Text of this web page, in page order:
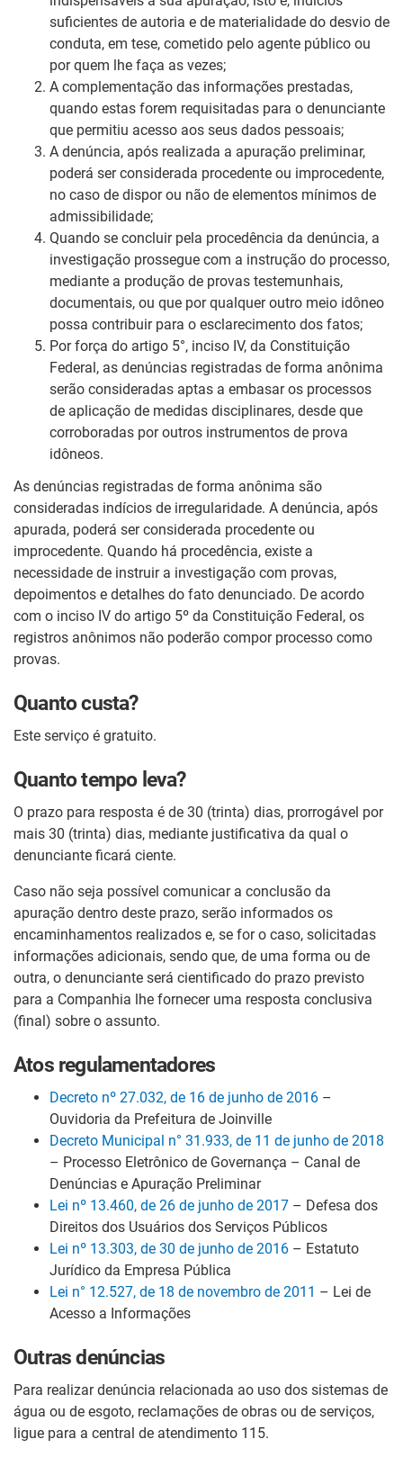
suficientes de autoria e de materialidade do desvio de
conduta, em tese, cometido pelo agente público ou
por quem lhe faça as vezes;
A complementação das informações prestadas,
quando estas forem requisitadas para o denunciante
que permitiu acesso aos seus dados pessoais;
A denúncia, após realizada a apuração preliminar,
poderá ser considerada procedente ou improcedente,
no caso de dispor ou não de elementos mínimos de
admissibilidade;
Quando se concluir pela procedência da denúncia, a
investigação prossegue com a instrução do processo,
mediante a produção de provas testemunhais,
documentais, ou que por qualquer outro meio idôneo
possa contribuir para o esclarecimento dos fatos;
Por força do artigo 5°, inciso IV, da Constituição
Federal, as denúncias registradas de forma anônima
serão consideradas aptas a embasar os processos
de aplicação de medidas disciplinares, desde que
corroboradas por outros instrumentos de prova
idôneos.
As denúncias registradas de forma anônima são
consideradas indícios de irregularidade. A denúncia, após
apurada, poderá ser considerada procedente ou
improcedente. Quando há procedência, existe a
necessidade de instruir a investigação com provas,
depoimentos e detalhes do fato denunciado. De acordo
com o inciso IV do artigo 5º da Constituição Federal, os
registros anônimos não poderão compor processo como
provas.
Quanto custa?
Este serviço é gratuito.
Quanto tempo leva?
O prazo para resposta é de 30 (trinta) dias, prorrogável por
mais 30 (trinta) dias, mediante justificativa da qual o
denunciante ficará ciente.
Caso não seja possível comunicar a conclusão da
apuração dentro deste prazo, serão informados os
encaminhamentos realizados e, se for o caso, solicitadas
informações adicionais, sendo que, de uma forma ou de
outra, o denunciante será cientificado do prazo previsto
para a Companhia lhe fornecer uma resposta conclusiva
(final) sobre o assunto.
Atos regulamentadores
Decreto nº 27.032, de 16 de junho de 2016 –
Ouvidoria da Prefeitura de Joinville
Decreto Municipal n° 31.933, de 11 de junho de 2018
– Processo Eletrônico de Governança – Canal de
Denúncias e Apuração Preliminar
Lei nº 13.460, de 26 de junho de 2017 – Defesa dos
Direitos dos Usuários dos Serviços Públicos
Lei nº 13.303, de 30 de junho de 2016 – Estatuto
Jurídico da Empresa Pública
Lei n° 12.527, de 18 de novembro de 2011 – Lei de
Acesso a Informações
Outras denúncias
Para realizar denúncia relacionada ao uso dos sistemas de
água ou de esgoto, reclamações de obras ou de serviços,
ligue para a central de atendimento 115.